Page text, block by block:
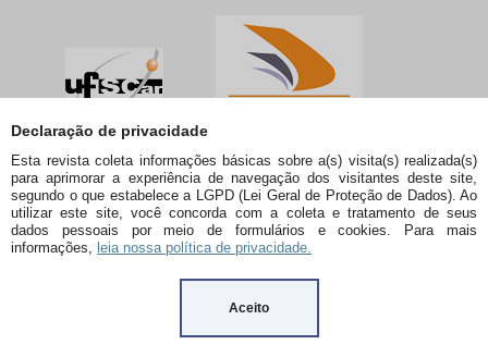
Declaração de privacidade
Esta revista coleta informações básicas sobre a(s) visita(s) realizada(s)
para aprimorar a experiência de navegação dos visitantes deste site,
segundo o que estabelece a LGPD (Lei Geral de Proteção de Dados). Ao
utilizar este site, você concorda com a coleta e tratamento de seus
dados pessoais por meio de formulários e cookies. Para mais
informações, leia nossa política de privacidade.
Aceito